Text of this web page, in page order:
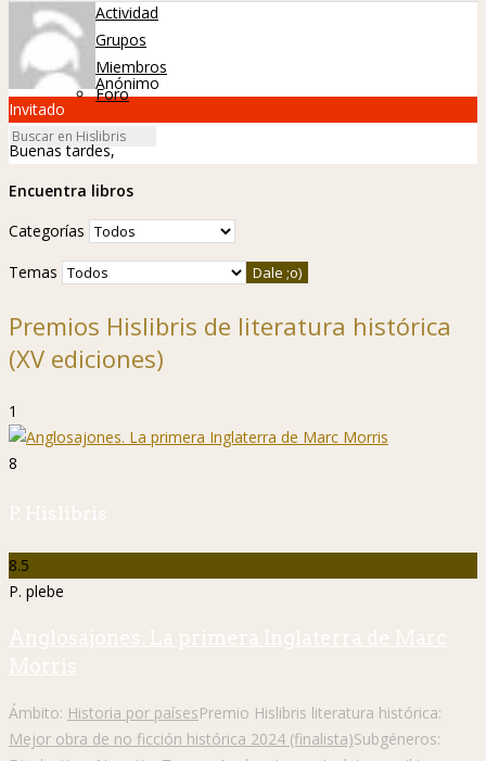
Actividad
Grupos
Miembros
Foro
Anónimo
Invitado
Buenas tardes,
Encuentra libros
Categorías
Temas
Premios Hislibris de literatura histórica
(XV ediciones)
1
8
P. Hislibris
8.5
P. plebe
Anglosajones. La primera Inglaterra de Marc
Morris
Ámbito: Historia por paísesPremio Hislibris literatura histórica:
Mejor obra de no ficción histórica 2024 (finalista)Subgéneros: